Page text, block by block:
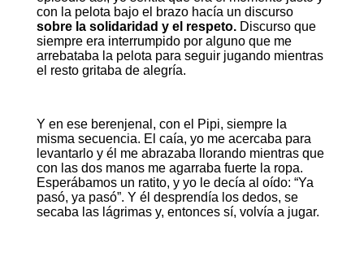
con la pelota bajo el brazo hacía un discurso
sobre la solidaridad y el respeto.Discurso que
siempre era interrumpido por alguno que me
arrebataba la pelota para seguir jugando mientras
el resto gritaba de alegría.
Y en ese berenjenal, con el Pipi, siempre la
misma secuencia. El caía, yo me acercaba para
levantarlo y él me abrazaba llorando mientras que
con las dos manos me agarraba fuerte la ropa.
Esperábamos un ratito, y yo le decía al oído: “Ya
pasó, ya pasó”. Y él desprendía los dedos, se
secaba las lágrimas y, entonces sí, volvía a jugar.